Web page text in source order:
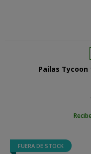
Pailas Tycoon
FUERA DE STOCK